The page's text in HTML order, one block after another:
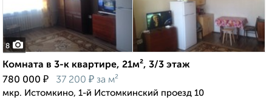
8
Комната в 3-к квартире, 21м², 3/3 этаж
780 000 ₽ 37 200 ₽ за м²
мкр. Истомкино, 1-й Истомкинский проезд 10